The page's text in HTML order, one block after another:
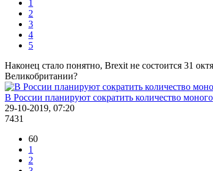
1
2
3
4
5
Наконец стало понятно, Brexit не состоится 31
Великобритании?
В России планируют сократить количество
29-10-2019, 07:20
7431
60
1
2